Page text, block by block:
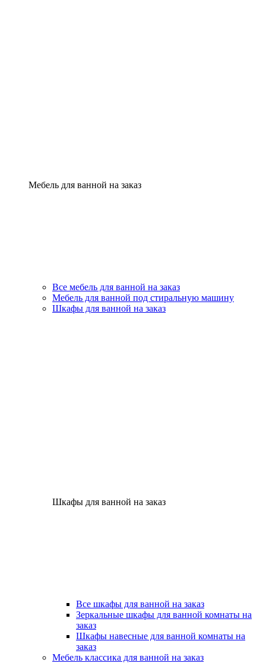
Мебель для ванной на заказ
Все мебель для ванной на заказ
Мебель для ванной под стиральную машину
Шкафы для ванной на заказ
Шкафы для ванной на заказ
Все шкафы для ванной на заказ
Зеркальные шкафы для ванной комнаты на
заказ
Шкафы навесные для ванной комнаты на
заказ
Мебель классика для ванной на заказ